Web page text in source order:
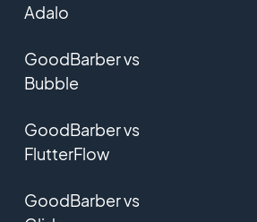
Adalo
GoodBarber vs
Bubble
GoodBarber vs
FlutterFlow
GoodBarber vs